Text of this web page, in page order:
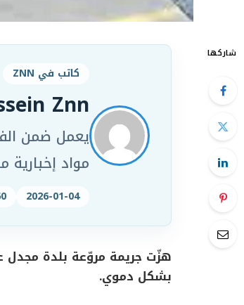
شاركها
كاتب في ZNN
Znn
مواد
2026-01-04
هزّت جريمة مروّعة بلدة
بشكل دموي.